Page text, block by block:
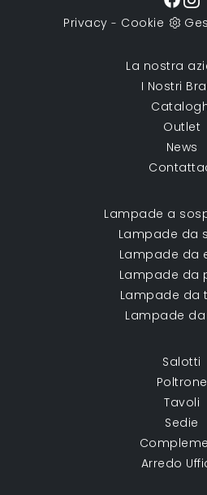
Privacy - Cookie
La nostra
I Nostri
Outlet
News
Lampade a
Lampade da
Lampade da
Lampade da
Lampade da
Lampade
Salotti
Poltrone
Tavoli
Sedie
Arredo